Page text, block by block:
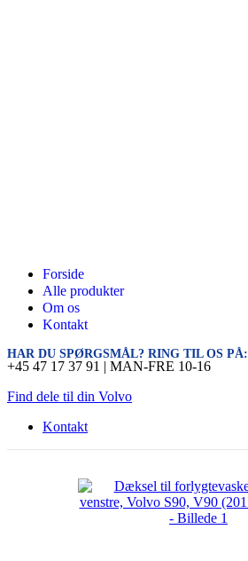
Forside
Alle produkter
Om os
Kontakt
HAR DU SPØRGSMÅL? RING TIL OS PÅ:
+45 47 17 37 91 | MAN-FRE 10-16
Find dele til din Volvo
Kontakt